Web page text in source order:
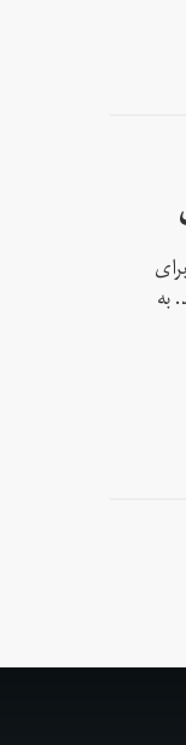
به